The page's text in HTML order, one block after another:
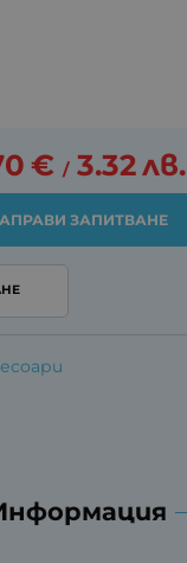
€ / 3.32лв.
ЗАПИТВАНЕ